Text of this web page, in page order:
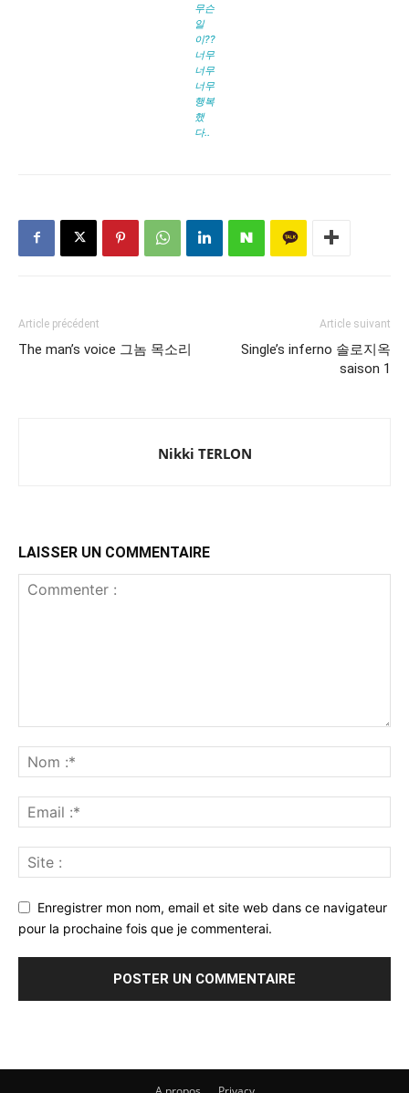
무슨
일
이??
너무
너무
너무
행복
했
다..
Article précédent
The man’s voice 그놈 목소리
Article suivant
Single’s inferno 솔로지옥
saison 1
Nikki TERLON
LAISSER UN COMMENTAIRE
Enregistrer mon nom, email et site web dans ce navigateur
pour la prochaine fois que je commenterai.